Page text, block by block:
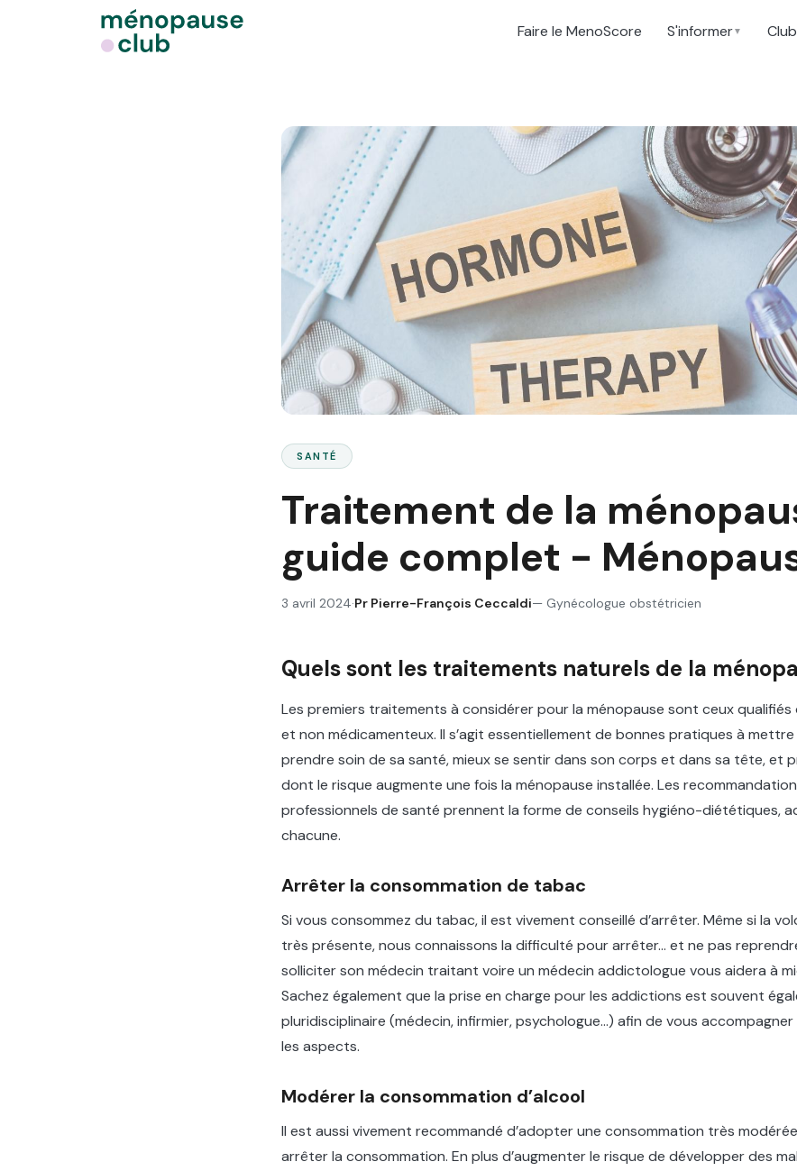
Faire le MenoScore S'informer▼
SANTÉ
Traitement de la
guide complet -
3 avril 2024·Pr Pierre-François Ceccaldi— Gynécologue obstétricien
Quels sont les traitements naturels de la
Les premiers traitements à considérer pour la ménopause sont ceux
et non médicamenteux. Il s’agit essentiellement de bonnes pratiques à
prendre soin de sa santé, mieux se sentir dans son corps et dans sa tête, et
dont le risque augmente une fois la ménopause installée. Les
professionnels de santé prennent la forme de conseils hygiéno-diététiques,
chacune.
Arrêter la consommation de tabac
Si vous consommez du tabac, il est vivement conseillé d’arrêter. Même si la
très présente, nous connaissons la difficulté pour arrêter… et ne pas
solliciter son médecin traitant voire un médecin addictologue vous aidera à
Sachez également que la prise en charge pour les addictions est souvent
pluridisciplinaire (médecin, infirmier, psychologue…) afin de vous
les aspects.
Modérer la consommation d’alcool
Il est aussi vivement recommandé d’adopter une consommation très modérée
arrêter la consommation. En plus d’augmenter le risque de développer des